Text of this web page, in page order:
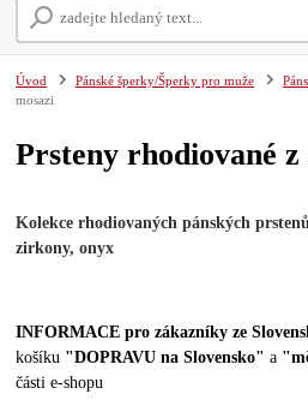
Úvod Pánské šperky/Šperky pro muže
mosazi
Prsteny rhodiované z
Kolekce rhodiovaných pánských
zirkony, onyx
INFORMACE pro zákazníky ze
košíku "DOPRAVU na Slovensko"a
části e-shopu